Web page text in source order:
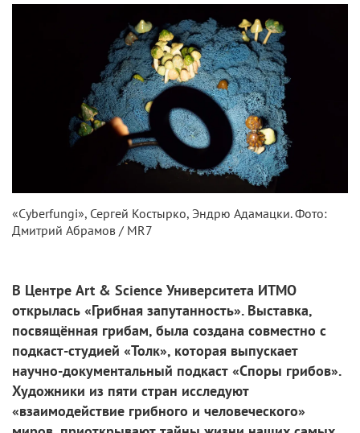
«Сyberfungi», Сергей Костырко, Эндрю Адамацки. Фото:
Дмитрий Абрамов / MR7
В Центре Art & Science Университета ИТМО
открылась «Грибная запутанность». Выставка,
посвящённая грибам, была создана совместно с
подкаст-студией «Толк», которая выпускает
научно-документальный подкаст «Споры грибов».
Художники из пяти стран исследуют
«взаимодействие грибного и человеческого»